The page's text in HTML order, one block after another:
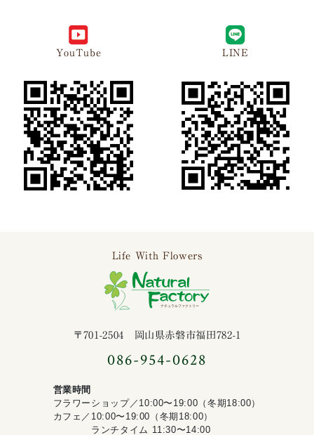
YouTube LINE
Life With Flowers
ナチュラルフ
〒701-2504 岡山県赤磐市福田782-1
086-954-0628
営業時間
フラワーショップ／10:00〜19:00（冬期18:00）
カフェ／10:00〜19:00（冬期18:00）
ランチタイム 11:30〜14:00